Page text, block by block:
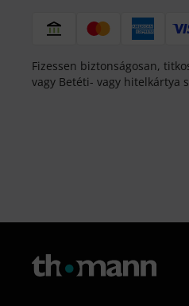
Fizessen biztonságosan,
vagy Betéti- vagy hitelkártya